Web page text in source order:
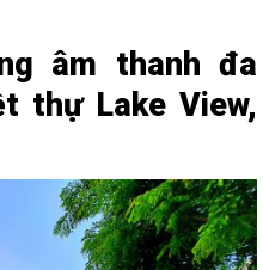
âm thanh đa
thự Lake View,